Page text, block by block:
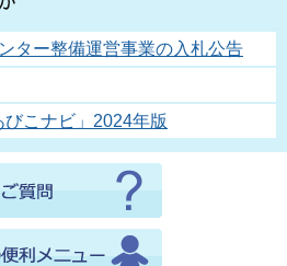
ター整備運営事業の入札公告
こナビ」2024年版